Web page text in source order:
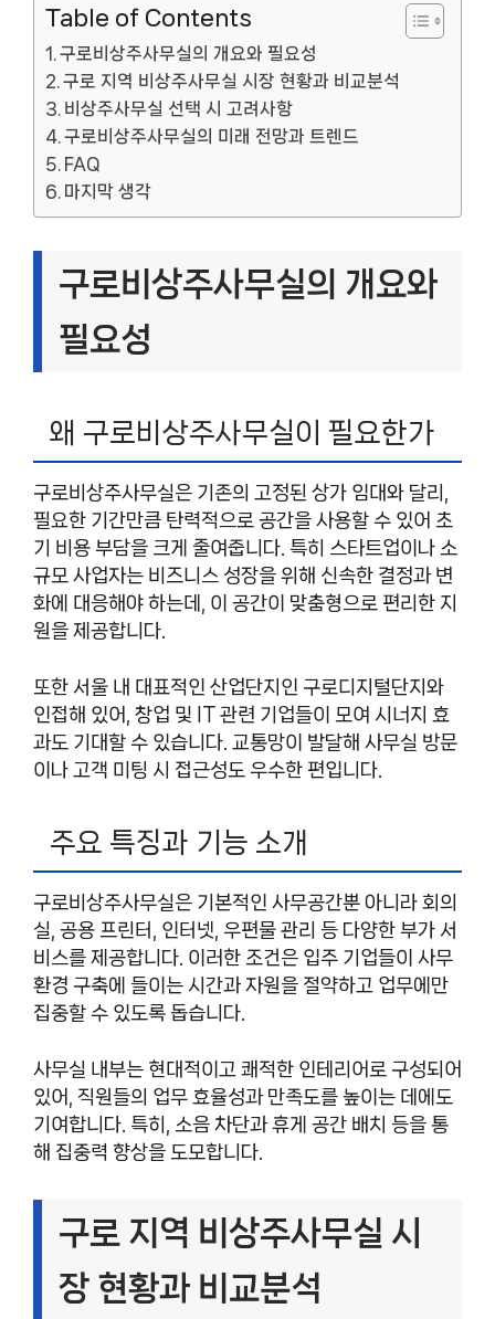
Table of Contents
구로비상주사무실의 개요와 필요성
구로 지역 비상주사무실 시장 현황과 비교분석
비상주사무실 선택 시 고려사항
구로비상주사무실의 미래 전망과 트렌드
FAQ
마지막 생각
구로비상주사무실의 개요와
필요성
왜 구로비상주사무실이 필요한가
구로비상주사무실은 기존의 고정된 상가 임대와 달리,
필요한 기간만큼 탄력적으로 공간을 사용할 수 있어 초
기 비용 부담을 크게 줄여줍니다. 특히 스타트업이나 소
규모 사업자는 비즈니스 성장을 위해 신속한 결정과 변
화에 대응해야 하는데, 이 공간이 맞춤형으로 편리한 지
원을 제공합니다.
또한 서울 내 대표적인 산업단지인 구로디지털단지와
인접해 있어, 창업 및 IT 관련 기업들이 모여 시너지 효
과도 기대할 수 있습니다. 교통망이 발달해 사무실 방문
이나 고객 미팅 시 접근성도 우수한 편입니다.
주요 특징과 기능 소개
구로비상주사무실은 기본적인 사무공간뿐 아니라 회의
실, 공용 프린터, 인터넷, 우편물 관리 등 다양한 부가 서
비스를 제공합니다. 이러한 조건은 입주 기업들이 사무
환경 구축에 들이는 시간과 자원을 절약하고 업무에만
집중할 수 있도록 돕습니다.
사무실 내부는 현대적이고 쾌적한 인테리어로 구성되어
있어, 직원들의 업무 효율성과 만족도를 높이는 데에도
기여합니다. 특히, 소음 차단과 휴게 공간 배치 등을 통
해 집중력 향상을 도모합니다.
구로 지역 비상주사무실 시
장 현황과 비교분석